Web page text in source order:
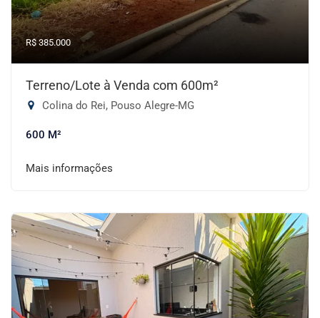
R$ 385.000
Terreno/Lote à Venda com 600m²
Colina do Rei, Pouso Alegre-MG
600 M²
Mais informações